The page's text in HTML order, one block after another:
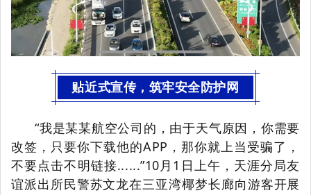
贴近式宣传，筑牢安全防护网
“我是某某航空公司的，由于天气原因，你需要
改签，只要你下载他的APP，那你就上当受骗了，
不要点击不明链接......”10月1日上午，天涯分局友
谊派出所民警苏文龙在三亚湾椰梦长廊向游客开展